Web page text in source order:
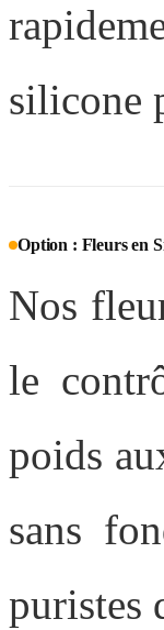
silicone
Option : Fleurs en
Nos
le
poids
sans
puristes